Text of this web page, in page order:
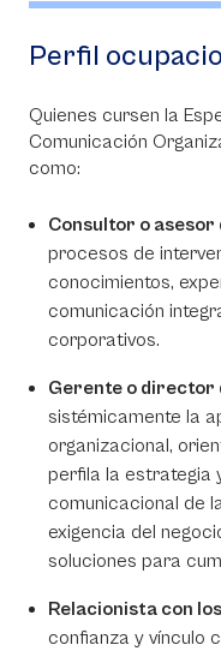
Perfil
Quienes cursen la
Comunicación
como:
Consultor o asesor
procesos de
conocimientos,
comunicación
corporativos.
Gerente o director
sistémicamente la
organizacional,
perfila la estrategia
comunicacional de
exigencia del
soluciones para
Relacionista con
confianza y vínculo